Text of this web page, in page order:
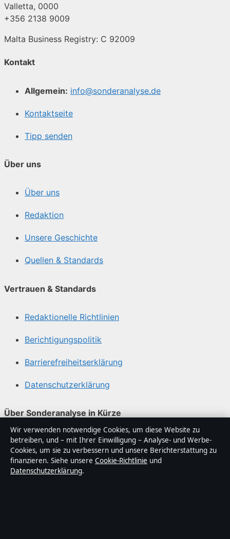
Valletta, 0000
+356 2138 9009
Malta Business Registry: C 92009
Kontakt
Allgemein: info@sonderanalyse.de
Kontaktseite
Tipp senden
Über uns
Über uns
Redaktion
Unsere Geschichte
Quellen & Standards
Vertrauen & Standards
Redaktionelle Richtlinien
Berichtigungspolitik
Barrierefreiheitserklärung
Datenschutzerklärung
Über Sonderanalyse in Kürze
Sonderanalyse ist ein unabhängiger digitaler
Nachrichtenanbieter mit Fokus auf Politik, Wirtschaft,
Technik und Gesellschaft in Deutschland. Jeder Artikel
trägt eine Byline, wird von einem Redakteur geprüft und
Wir verwenden notwendige Cookies, um diese Website zu
betreiben, und – mit Ihrer Einwilligung – Analyse- und Werbe-
Cookies, um sie zu verbessern und unsere Berichterstattung zu
finanzieren. Siehe unsere Cookie-Richtlinie und
Datenschutzerklärung.